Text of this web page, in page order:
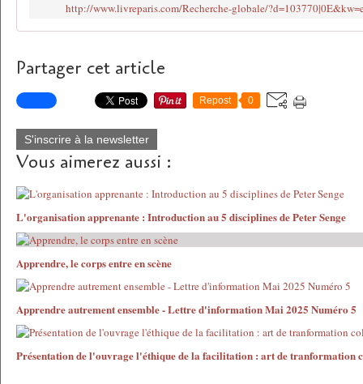
http://www.livreparis.com/Recherche-globale/
Partager cet article
Repost 0
S'inscrire à la newsletter
Vous aimerez aussi :
L'organisation apprenante : Introduction au 5 disciplines de Peter Senge
Apprendre, le corps entre en scène
Apprendre autrement ensemble - Lettre d'information Mai 2025 Numéro 5
Présentation de l'ouvrage l'éthique de la facilitation : art de tranformation